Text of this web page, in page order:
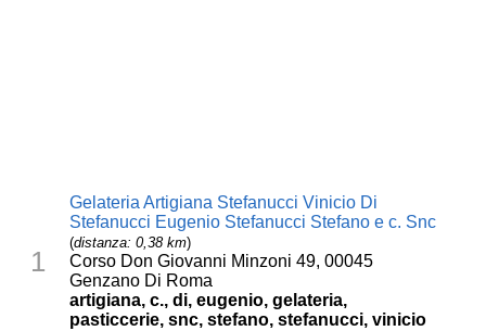
1
Gelateria Artigiana Stefanucci Vinicio Di
Stefanucci Eugenio Stefanucci Stefano e c. Snc
(distanza: 0,38 km)
Corso Don Giovanni Minzoni 49, 00045
Genzano Di Roma
artigiana, c., di, eugenio, gelateria,
pasticcerie, snc, stefano, stefanucci, vinicio